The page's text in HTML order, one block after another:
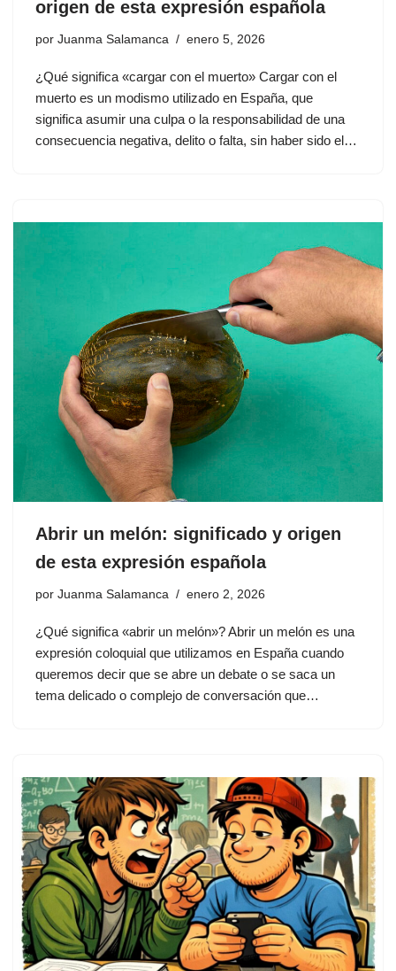
origen de esta expresión española
por Juanma Salamanca enero 5, 2026
¿Qué significa «cargar con el muerto» Cargar con el
muerto es un modismo utilizado en España, que
significa asumir una culpa o la responsabilidad de una
consecuencia negativa, delito o falta, sin haber sido el…
Abrir un melón: significado y origen
de esta expresión española
por Juanma Salamanca enero 2, 2026
¿Qué significa «abrir un melón»? Abrir un melón es una
expresión coloquial que utilizamos en España cuando
queremos decir que se abre un debate o se saca un
tema delicado o complejo de conversación que…